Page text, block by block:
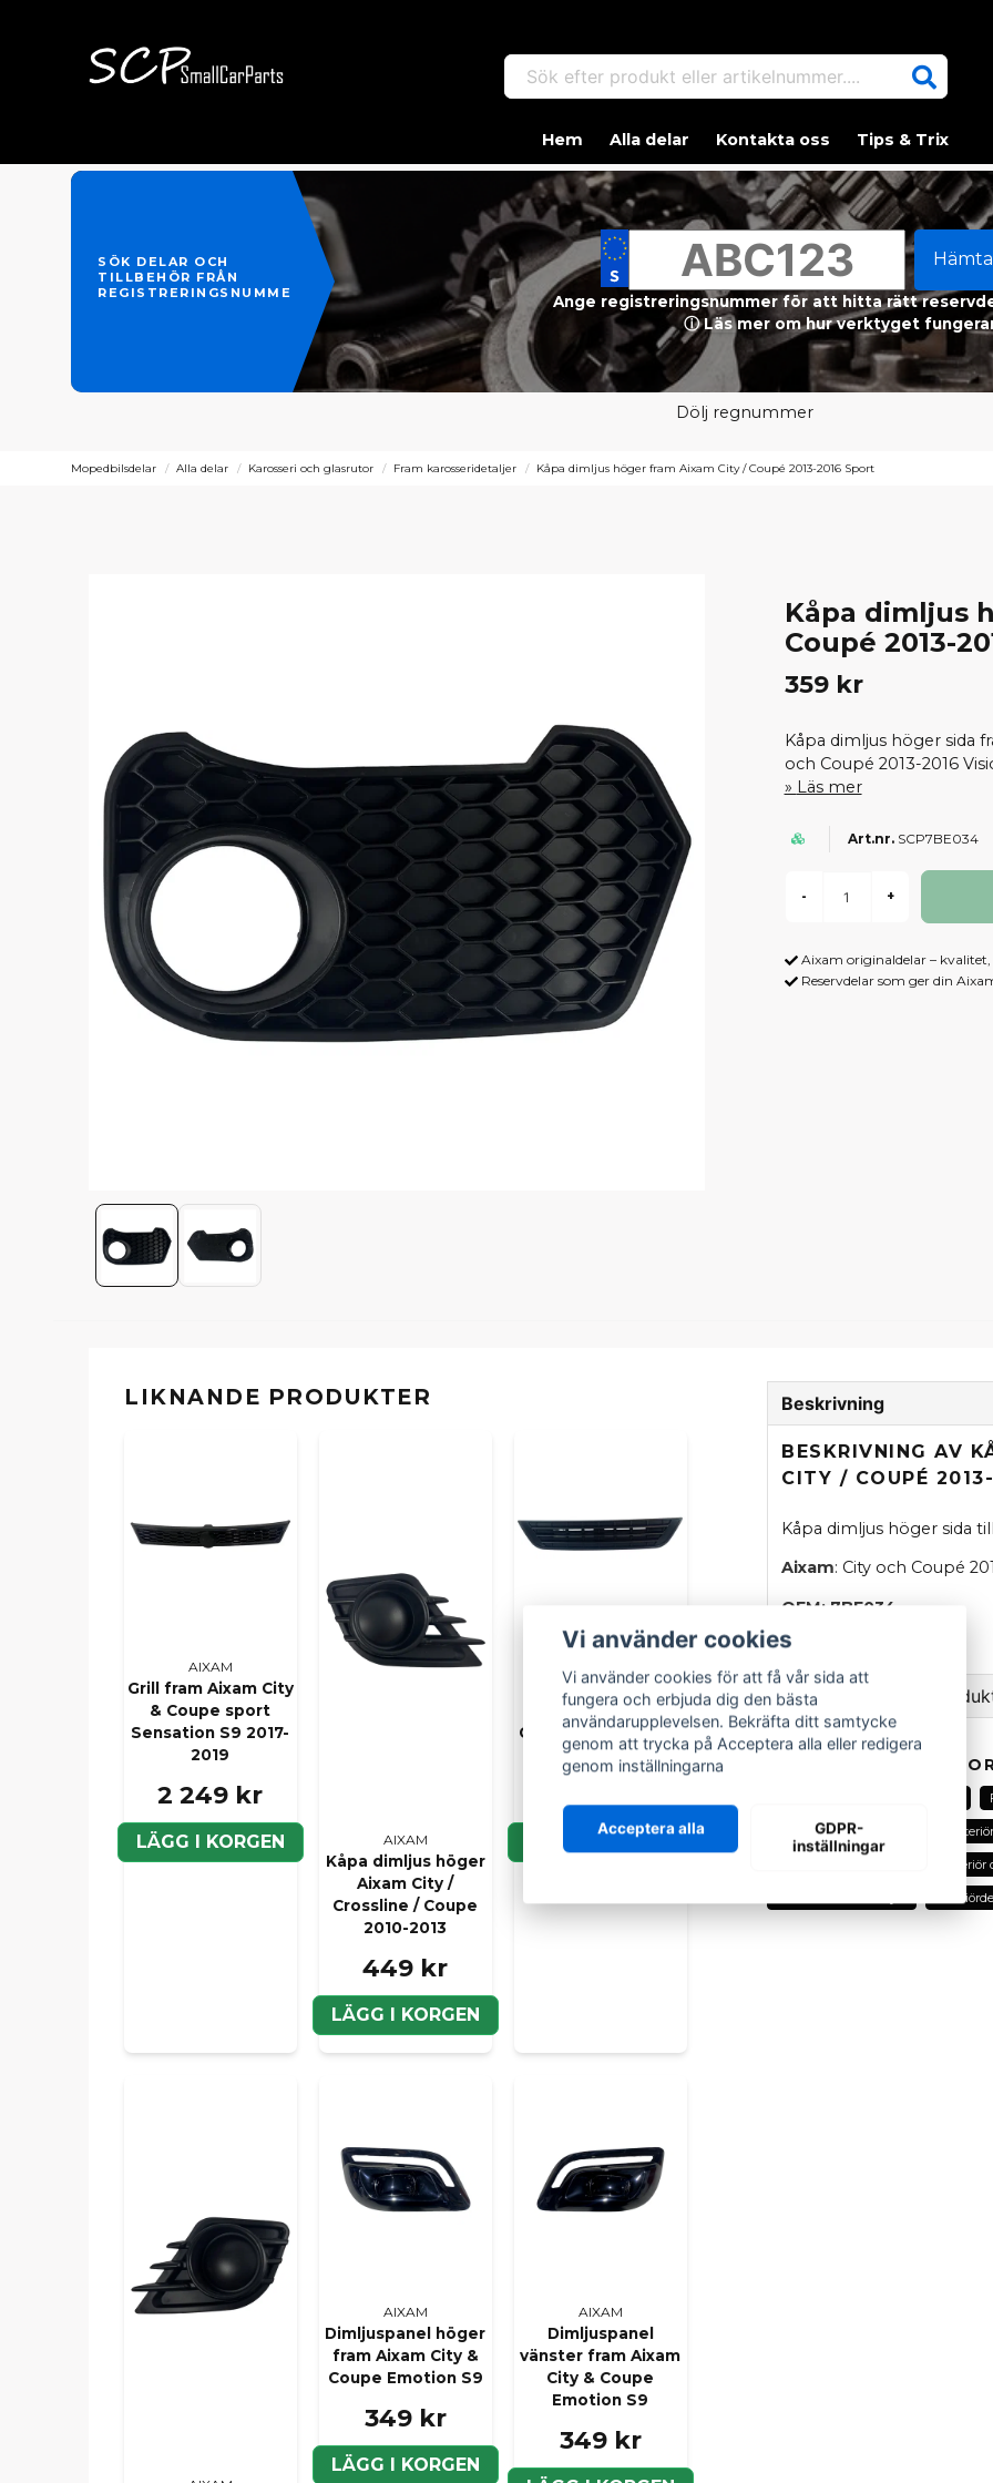
Sök efter produkt eller artikelnummer....
Hem Alla delar Kontakta oss Tips & Trix
SÖK DELAR OCH
TILLBEHÖR FRÅN
REGISTRERINGSNUMMER
Ange registreringsnummer för att hitta rätt
ⓘ Läs mer om hur verktyget
Dölj regnummer
Mopedbilsdelar Alla delar Karosseri och glasrutor Fram karosseridetaljer Kåpa dimljus höger fram Aixam City / Coupé 2013-2016 Sport
Kåpa dimljus
Coupé 2013-
359 kr
Kåpa dimljus höger sida
och Coupé 2013-2016
Läs mer
SCP7BE034
- +
Aixam originaldelar –
Reservdelar som ger din
LIKNANDE PRODUKTER
AIXAM
Grill fram Aixam City
& Coupe sport
Sensation S9 2017-
2019
2 249 kr
LÄGG I KORGEN AIXAM
Kåpa dimljus höger
Aixam City /
Crossline / Coupe
2010-2013
449 kr
LÄGG I KORGEN
AIXAM
Grill stötfångare
fram Aixam City &
Crossline 2010-2013
- 761AP032A
LÄGG I KORGEN
AIXAM
Dimljuspanel höger
fram Aixam City &
Coupe Emotion S9
349 kr
LÄGG I KORGEN
AIXAM
Dimljuspanel
vänster fram Aixam
City & Coupe
Emotion S9
349 kr
Beskrivning
BESKRIVNING AV
CITY / COUPÉ
Kåpa dimljus höger sida
Aixam: City och Coupé
OEM: 7BE034
Orginal
Ställ en fråga om
question
Fråga oss om denna
RELATERADE
Karosserier och glasrutor
Exteriör,
Vi använder cookies
Vi använder cookies för att få vår sida att
fungera och erbjuda dig den bästa
användarupplevelsen. Bekräfta ditt samtycke
genom att trycka på Acceptera alla eller redigera
genom inställningarna
Acceptera alla
GDPR-
inställningar